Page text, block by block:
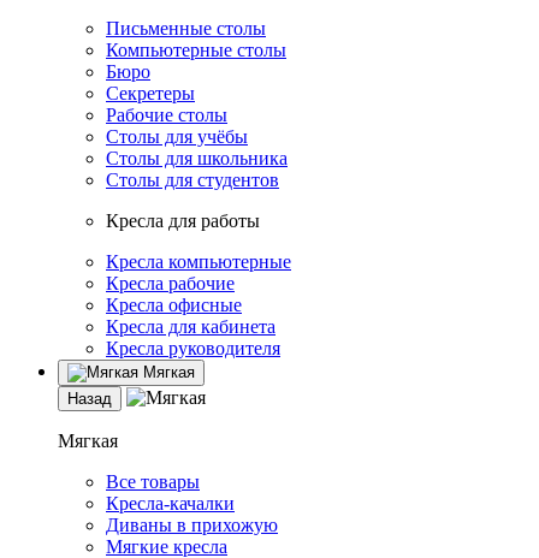
Письменные столы
Компьютерные столы
Бюро
Секретеры
Рабочие столы
Столы для учёбы
Столы для школьника
Столы для студентов
Кресла для работы
Кресла компьютерные
Кресла рабочие
Кресла офисные
Кресла для кабинета
Кресла руководителя
Мягкая
Назад
Мягкая
Все товары
Кресла-качалки
Диваны в прихожую
Мягкие кресла